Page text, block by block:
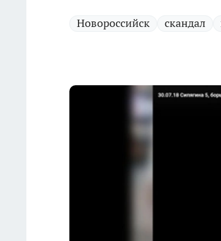
Новороссийск скандал